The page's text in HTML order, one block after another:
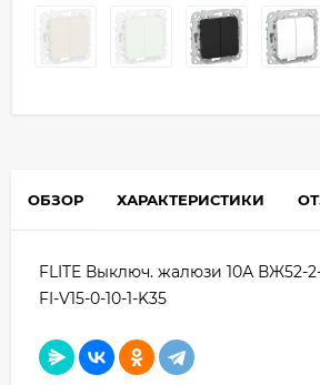
ОБЗОР ХАРАКТЕРИСТИКИ
FLITE Выключ. жалюзи 10А ВЖ52-
FI-V15-0-10-1-K35